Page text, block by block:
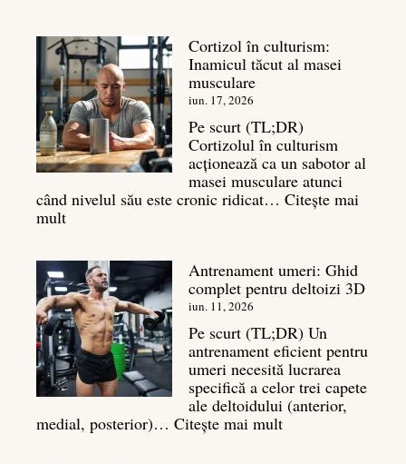
Top
7
mișcări
pentru
un
spate
masiv
Cortizol în culturism:
Inamicul tăcut al masei
musculare
iun. 17, 2026
Pe scurt (TL;DR)
Cortizolul în culturism
acționează ca un sabotor al
masei musculare atunci
când nivelul său este cronic ridicat… Citește mai
mult:
culturism:
Inamicul
tăcut
al
masei
musculare
Antrenament umeri: Ghid
complet pentru deltoizi 3D
iun. 11, 2026
Pe scurt (TL;DR) Un
antrenament eficient pentru
umeri necesită lucrarea
specifică a celor trei capete
ale deltoidului (anterior,
medial, posterior)… Citește mai mult: